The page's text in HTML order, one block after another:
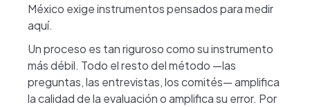
México exige instrumentos pensados para medir
aquí.
Un proceso es tan riguroso como su instrumento
más débil. Todo el resto del método —las
preguntas, las entrevistas, los comités— amplifica
la calidad de la evaluación o amplifica su error. Por